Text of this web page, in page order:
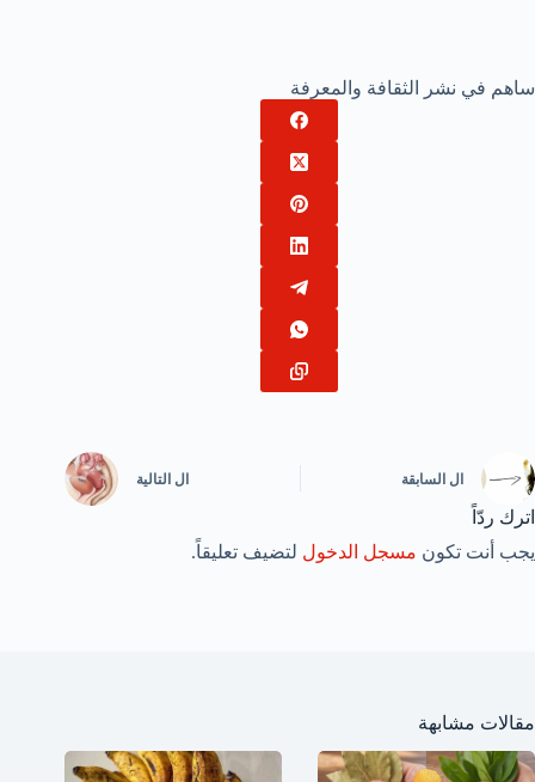
ساهم في نشر الثقافة والمعرفة
ال السابقة ال التالية
اترك ردّاً
يجب أنت تكون مسجل الدخول لتضيف تعليقاً.
مقالات مشابهة